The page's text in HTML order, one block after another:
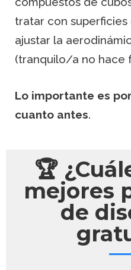
tratar con
ajustar la
(tranquilo/a no hace
Lo importante es
cuanto antes.
🏆
mejores
de